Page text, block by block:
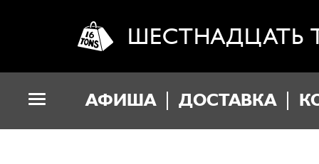
ШЕСТНАДЦАТЬ
АФИША ДОСТАВКА